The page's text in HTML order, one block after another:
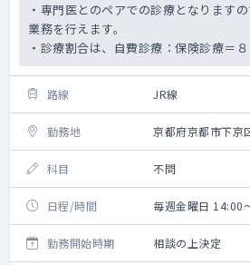
・専門医とのペアでの診療となります
業務を行えます。
・診療割合は、自費診療：保険診療＝８
路線 JR線
勤務地 京都府京都市下京
科目 不問
日程/時間 毎週金曜日 14:00
勤務開始時期 相談の上決定